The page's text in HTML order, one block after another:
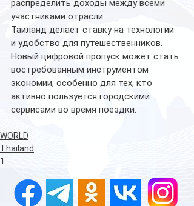
распределить доходы между всеми
участниками отрасли.
Таиланд делает ставку на технологии
и удобство для путешественников.
Новый цифровой пропуск может стать
востребованным инструментом
экономии, особенно для тех, кто
активно пользуется городскими
сервисами во время поездки.
WORLD
Thailand
1